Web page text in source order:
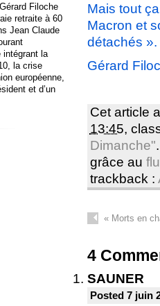
Mais tout
Macron et
détachés ».
Gérard
Cet article
13:45,
Dimanche"
grâce au
trackback :
«Morts en
4
SAUNER
Posted 7 juin
Filoche
retraite à 60
Jean Claude
intégrant la
la crise
européenne,
et d’un